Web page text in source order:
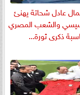
عادل شحاتة يهنئ
والشعب المصري
ذكرى ثورة...